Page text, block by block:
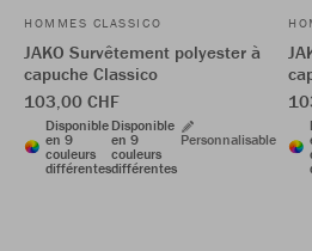
HOMMES CLASSICO
JAKO Survêtement polyester à
capuche Classico
103,00 CHF
Disponible
en 9
couleurs
différentes
Disponible
en 9
couleurs
différentes
Personnalisable